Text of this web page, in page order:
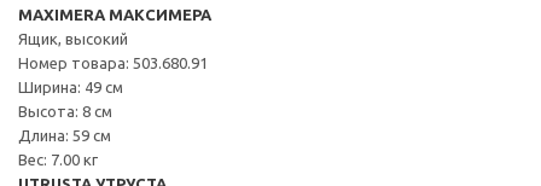
MAXIMERA МАКСИМЕРА
Ящик, высокий
Номер товара: 503.680.91
Ширина: 49 см
Высота: 8 см
Длина: 59 см
Вес: 7.00 кг